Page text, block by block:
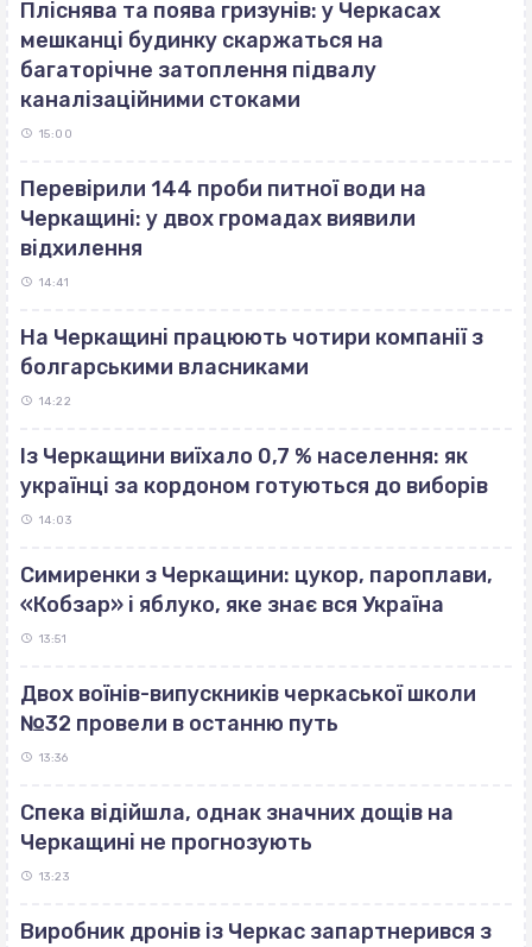
Пліснява та поява гризунів: у Черкасах
мешканці будинку скаржаться на
багаторічне затоплення підвалу
каналізаційними стоками
15:00
Перевірили 144 проби питної води на
Черкащині: у двох громадах виявили
відхилення
14:41
На Черкащині працюють чотири компанії з
болгарськими власниками
14:22
Із Черкащини виїхало 0,7 % населення: як
українці за кордоном готуються до виборів
14:03
Симиренки з Черкащини: цукор, пароплави,
«Кобзар» і яблуко, яке знає вся Україна
13:51
Двох воїнів-випускників черкаської школи
№32 провели в останню путь
13:36
Спека відійшла, однак значних дощів на
Черкащині не прогнозують
13:23
Виробник дронів із Черкас запартнерився з